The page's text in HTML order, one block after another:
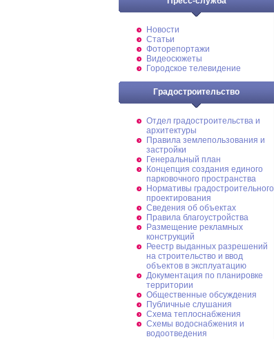
Новости
Статьи
Фоторепортажи
Видеосюжеты
Городское телевидение
Градостроительство
Отдел градостроительства и
архитектуры
Правила землепользования и
застройки
Генеральный план
Концепция создания единого
парковочного пространства
Нормативы градостроительного
проектирования
Сведения об объектах
Правила благоустройства
Размещение рекламных
конструкций
Реестр выданных разрешений
на строительство и ввод
объектов в эксплуатацию
Документация по планировке
территории
Общественные обсуждения
Публичные слушания
Схема теплоснабжения
Схемы водоснабжения и
водоотведения